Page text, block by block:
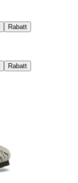
Rabatt
Rabatt